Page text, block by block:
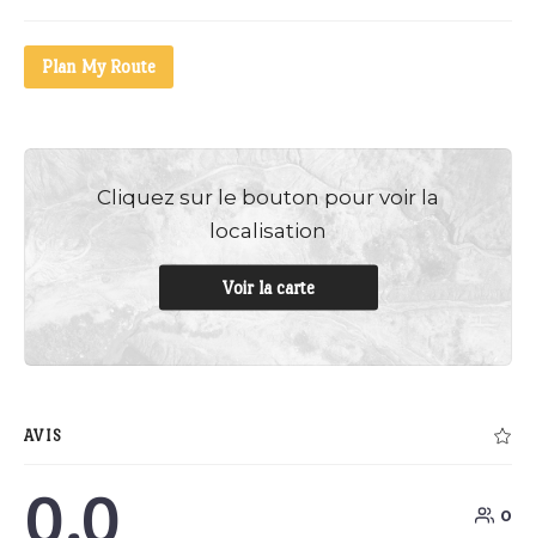
Plan My Route
Cliquez sur le bouton pour voir la
localisation
Voir la carte
AVIS
0.0 0